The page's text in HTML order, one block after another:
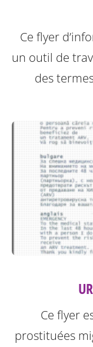
Ce flyer
un outil de
des
Ce flyer
prostituées